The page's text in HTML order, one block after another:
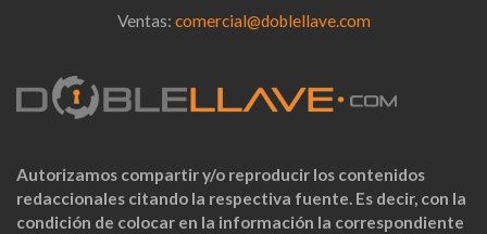
Ventas: comercial@doblellave.com
Autorizamos compartir y/o reproducir los contenidos
redaccionales citando la respectiva fuente. Es decir, con la
condición de colocar en la información la correspondiente